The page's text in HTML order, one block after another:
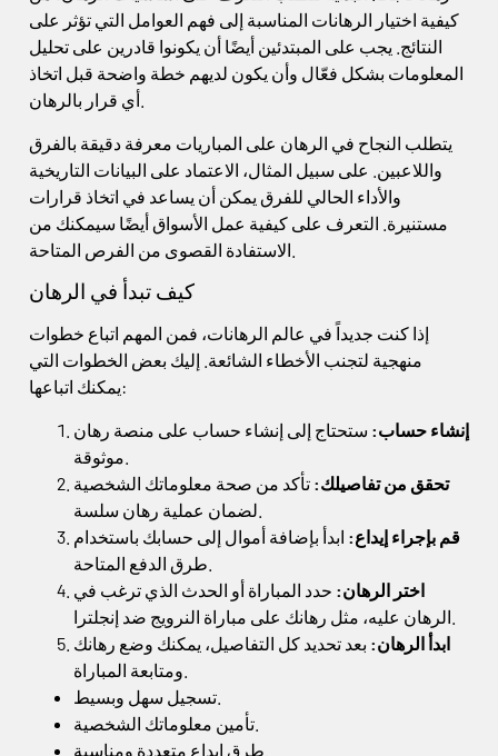
كيفية اختيار الرهانات المناسبة إلى فهم العوامل التي تؤثر على
النتائج. يجب على المبتدئين أيضًا أن يكونوا قادرين على تحليل
المعلومات بشكل فعّال وأن يكون لديهم خطة واضحة قبل اتخاذ
يتطلب النجاح في الرهان على المباريات معرفة دقيقة بالفرق
واللاعبين. على سبيل المثال، الاعتماد على البيانات التاريخية
والأداء الحالي للفرق يمكن أن يساعد في اتخاذ قرارات
مستنيرة. التعرف على كيفية عمل الأسواق أيضًا سيمكنك من
كيف تبدأ في الرهان
إذا كنت جديداً في عالم الرهانات، فمن المهم اتباع خطوات
منهجية لتجنب الأخطاء الشائعة. إليك بعض الخطوات التي
يمكنك اتباعها:
إنشاء حساب: ستحتاج إلى إنشاء حساب على منصة رهان
تحقق من تفاصيلك: تأكد من صحة معلوماتك الشخصية
قم بإجراء إيداع: ابدأ بإضافة أموال إلى حسابك باستخدام
اختر الرهان: حدد المباراة أو الحدث الذي ترغب في
ابدأ الرهان: بعد تحديد كل التفاصيل، يمكنك وضع رهانك